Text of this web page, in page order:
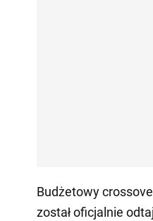
Budżetowy
został oficjalnie